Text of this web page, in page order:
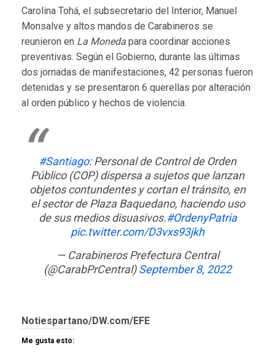
Carolina Tohá, el subsecretario del Interior, Manuel
Monsalve y altos mandos de Carabineros se
reunieron en La Moneda para coordinar acciones
preventivas. Según el Gobierno, durante las últimas
dos jornadas de manifestaciones, 42 personas fueron
detenidas y se presentaron 6 querellas por alteración
al orden público y hechos de violencia.
#Santiago: Personal de Control de Orden
Público (COP) dispersa a sujetos que lanzan
objetos contundentes y cortan el tránsito, en
el sector de Plaza Baquedano, haciendo uso
de sus medios disuasivos.#OrdenyPatria
pic.twitter.com/D3vxs93jkh
— Carabineros Prefectura Central
(@CarabPrCentral)September 8, 2022
Notiespartano/DW.com/EFE
Me gusta esto: